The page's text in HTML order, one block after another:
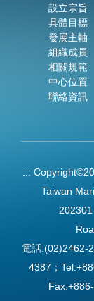
設立宗旨
具體目標
發展主軸
組織成員
相關規範
中心位置
聯絡資訊
:::
Taiwan
電話:(02)2462-
4387；